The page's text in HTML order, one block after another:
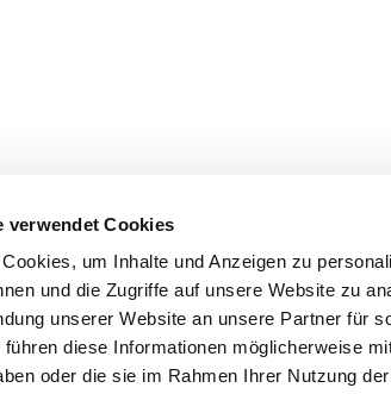
verwendet Cookies
um Inhalte und Anzeigen zu
und die Zugriffe auf unsere Website zu
unserer Website an unsere Partner für
diese Informationen möglicherweise
oder die sie im Rahmen Ihrer Nutzung